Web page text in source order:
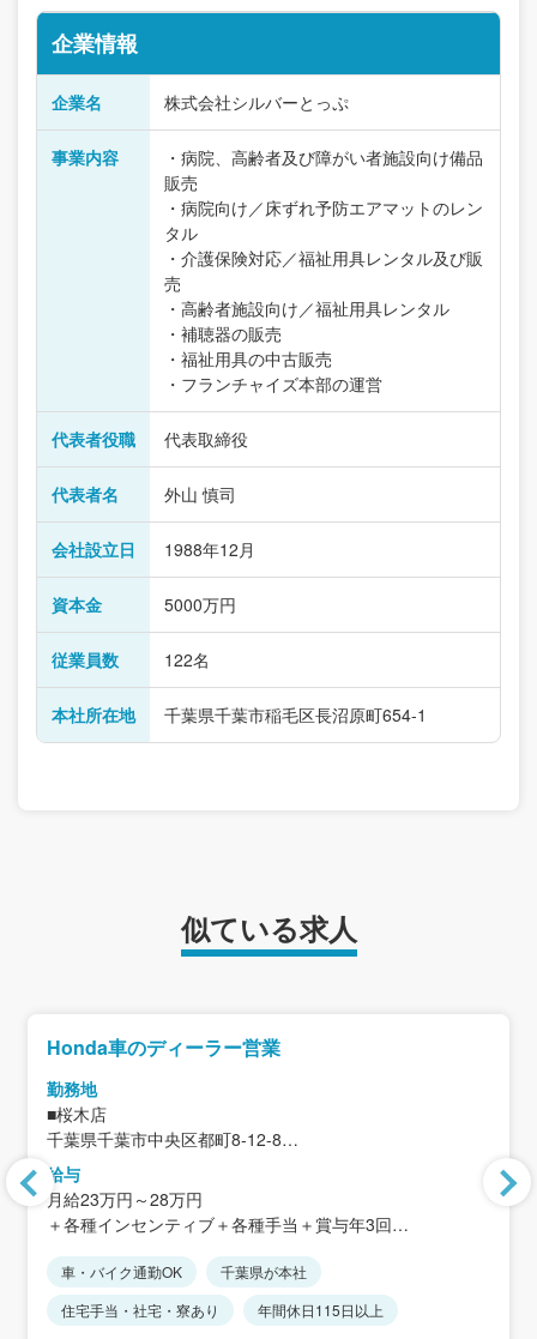
企業情報
企業名 株式会社シルバーとっぷ
事業内容
・病院、高齢者及び障がい者施設向け備品
販売
・病院向け／床ずれ予防エアマットのレン
タル
・介護保険対応／福祉用具レンタル及び販
売
・高齢者施設向け／福祉用具レンタル
・補聴器の販売
・福祉用具の中古販売
・フランチャイズ本部の運営
代表者役職 代表取締役
代表者名 外山 慎司
会社設立日 1988年12月
資本金 5000万円
従業員数 122名
本社所在地 千葉県千葉市稲毛区長沼原町654-1
似ている求人
Honda車のディーラー営業
勤務地
■桜木店
千葉県千葉市中央区都町8-12-8
＜アクセス＞
・千葉都市モノレール「桜木駅」から徒歩約24分
・貝塚ICから車で約3分
★マイカー通勤可
★転居を伴う転勤なし（近隣店舗への異動あり）
給与
月給23万円～28万円
＋各種インセンティブ＋各種手当＋賞与年3回
※固定残業代制なし
※時間外手当は別途全額支給します。
※経験・能力を考慮します。
車・バイク通勤OK
千葉県が本社
住宅手当・社宅・寮あり
年間休日115日以上